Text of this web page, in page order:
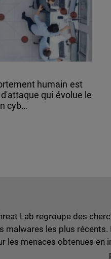
humain est
qui évolue le
cyb…
Lab regroupe des
malwares les plus
les menaces obtenues